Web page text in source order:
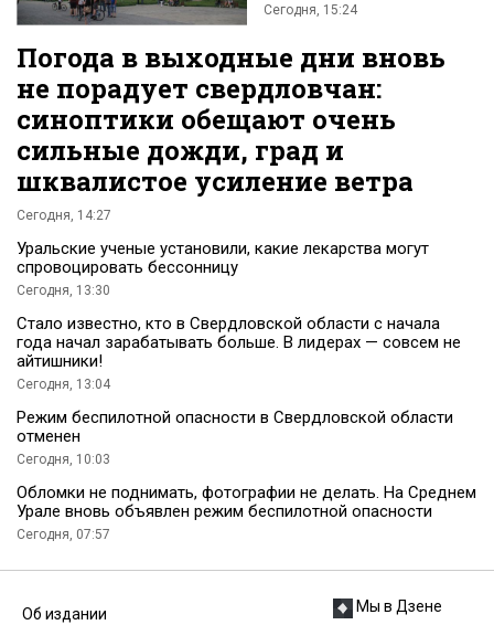
Сегодня, 15:24
Погода в выходные дни вновь
не порадует свердловчан:
синоптики обещают очень
сильные дожди, град и
шквалистое усиление ветра
Сегодня, 14:27
Уральские ученые установили, какие лекарства могут
спровоцировать бессонницу
Сегодня, 13:30
Стало известно, кто в Свердловской области с начала
года начал зарабатывать больше. В лидерах — совсем не
айтишники!
Сегодня, 13:04
Режим беспилотной опасности в Свердловской области
отменен
Сегодня, 10:03
Обломки не поднимать, фотографии не делать. На Среднем
Урале вновь объявлен режим беспилотной опасности
Сегодня, 07:57
Об издании
Мы в Дзене